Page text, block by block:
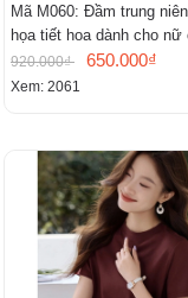
Mã M060: Đầm trung
họa tiết hoa dành cho nữ
cổ chữ V, đầm midi tay
lịch.
920.000₫ 650.000₫
Xem: 2061